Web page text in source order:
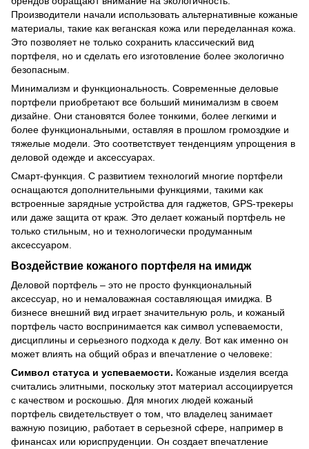
Производители начали использовать альтернативные кожаные
материалы, такие как веганская кожа или переделанная кожа.
Это позволяет не только сохранить классический вид
портфеля, но и сделать его изготовление более экологично
безопасным.
Минимализм и функциональность. Современные деловые
портфели приобретают все больший минимализм в своем
дизайне. Они становятся более тонкими, более легкими и
более функциональными, оставляя в прошлом громоздкие и
тяжелые модели. Это соответствует тенденциям упрощения в
деловой одежде и аксессуарах.
Смарт-функция. С развитием технологий многие портфели
оснащаются дополнительными функциями, такими как
встроенные зарядные устройства для гаджетов, GPS-трекеры
или даже защита от краж. Это делает кожаный портфель не
только стильным, но и технологически продуманным
аксессуаром.
Воздействие кожаного портфеля на имидж
Деловой портфель – это не просто функциональный
аксессуар, но и немаловажная составляющая имиджа. В
бизнесе внешний вид играет значительную роль, и кожаный
портфель часто воспринимается как символ успеваемости,
дисциплины и серьезного подхода к делу. Вот как именно он
может влиять на общий образ и впечатление о человеке:
Символ статуса и успеваемости. Кожаные изделия всегда
считались элитными, поскольку этот материал ассоциируется
с качеством и роскошью. Для многих людей кожаный
портфель свидетельствует о том, что владелец занимает
важную позицию, работает в серьезной сфере, например в
финансах или юриспруденции. Он создает впечатление